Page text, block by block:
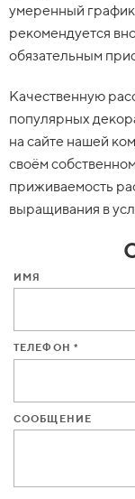
умеренный
рекомендуется
обязательным
Качественную
популярных
на сайте нашей
своём
приживаемость
выращивания в
ИМЯ
ТЕЛЕФОН *
СООБЩЕНИЕ